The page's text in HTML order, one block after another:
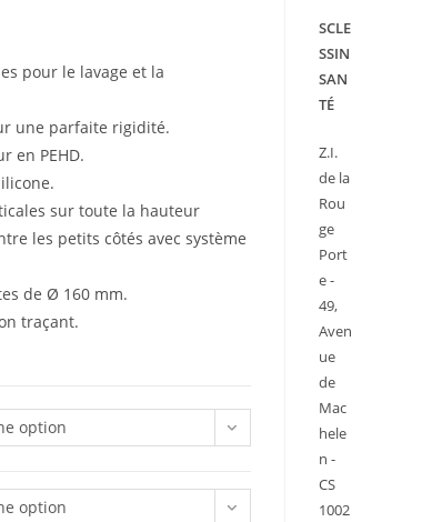
pour le lavage et la
une parfaite rigidité.
en PEHD.
sur toute la hauteur
les petits côtés avec système
de Ø 160 mm.
traçant.
option
option
SCLE
SSIN
SAN
TÉ
Z.I.
de la
Rou
ge
Port
e -
49,
Aven
ue
de
Mac
hele
n -
CS
1002